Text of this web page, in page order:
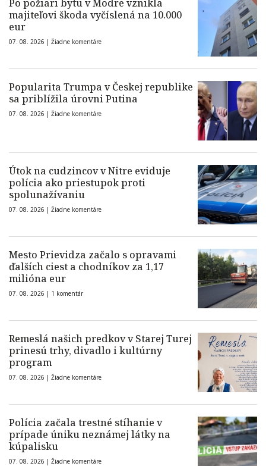
Po požiari bytu v Modre vznikla
majiteľovi škoda vyčíslená na 10.000
eur
07. 08. 2026 | Žiadne komentáre
Popularita Trumpa v Českej republike
sa priblížila úrovni Putina
07. 08. 2026 | Žiadne komentáre
Útok na cudzincov v Nitre eviduje
polícia ako priestupok proti
spolunažívaniu
07. 08. 2026 | Žiadne komentáre
Mesto Prievidza začalo s opravami
ďalších ciest a chodníkov za 1,17
milióna eur
07. 08. 2026 | 1 komentár
Remeslá našich predkov v Starej Turej
prinesú trhy, divadlo i kultúrny
program
07. 08. 2026 | Žiadne komentáre
Polícia začala trestné stíhanie v
prípade úniku neznámej látky na
kúpalisku
07. 08. 2026 | Žiadne komentáre